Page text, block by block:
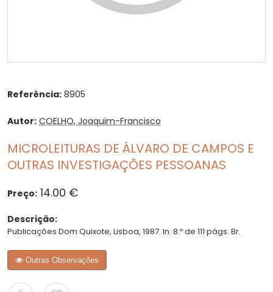
Referência: 8905
Autor: COELHO, Joaquim-Francisco
MICROLEITURAS DE ÁLVARO DE CAMPOS E
OUTRAS INVESTIGAÇÕES PESSOANAS
Preço: 14.00 €
Descrição:
Publicações Dom Quixote, Lisboa, 1987. In. 8.º de 111 págs. Br.
Outras Observações